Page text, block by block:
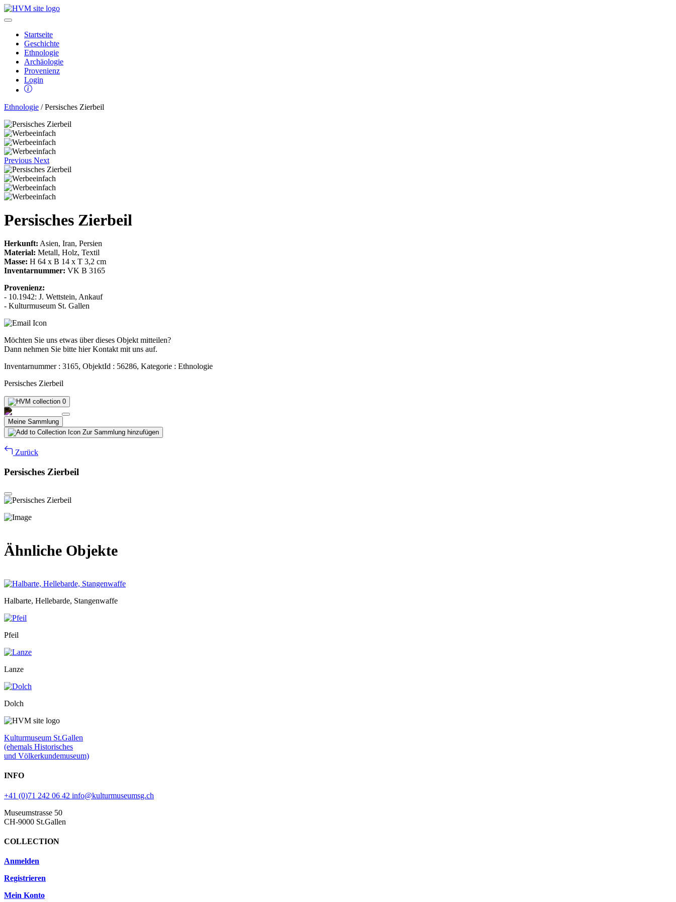
Startseite
Geschichte
Ethnologie
Archäologie
Provenienz
Login
Ethnologie / Persisches Zierbeil
Previous Next
Persisches Zierbeil
Herkunft: Asien, Iran, Persien
Material: Metall, Holz, Textil
Masse: H 64 x B 14 x T 3,2 cm
Inventarnummer: VK B 3165
Provenienz:
- 10.1942: J. Wettstein, Ankauf
- Kulturmuseum St. Gallen
Möchten Sie uns etwas über dieses Objekt mitteilen?
Dann nehmen Sie bitte hier Kontakt mit uns auf.
Inventarnummer : 3165, ObjektId : 56286, Kategorie : Ethnologie
Persisches Zierbeil
0
Meine Sammlung
Zur Sammlung hinzufügen
Zurück
Persisches Zierbeil
Ähnliche Objekte
Halbarte, Hellebarde, Stangenwaffe
Pfeil
Lanze
Dolch
Kulturmuseum St.Gallen
(ehemals Historisches
und Völkerkundemuseum)
INFO
+41 (0)71 242 06 42 info@kulturmuseumsg.ch
Museumstrasse 50
CH-9000 St.Gallen
COLLECTION
Anmelden
Registrieren
Mein Konto